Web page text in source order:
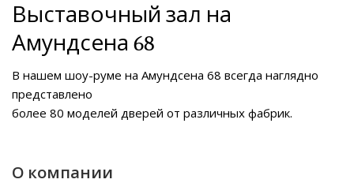
Выставочный зал на
Амундсена 68
В нашем шоу-руме на Амундсена 68 всегда наглядно
представлено
более 80 моделей дверей от различных фабрик.
О компании